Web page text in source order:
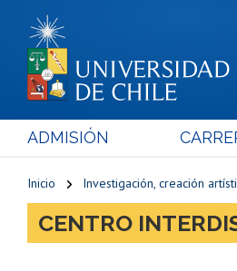
ADMISIÓN
Inicio Investigación, creación
CENTRO